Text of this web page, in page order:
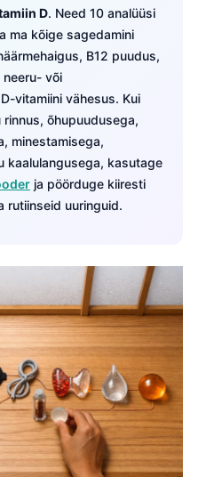
D. Need 10 analüüsi
ma kõige sagedamini
B12 puudus,
või
vitamiini vähesus. Kui
õhupuudusega,
minestamisega,
kaalulangusega, kasutage
ja pöörduge kiiresti
rutiinseid uuringuid.